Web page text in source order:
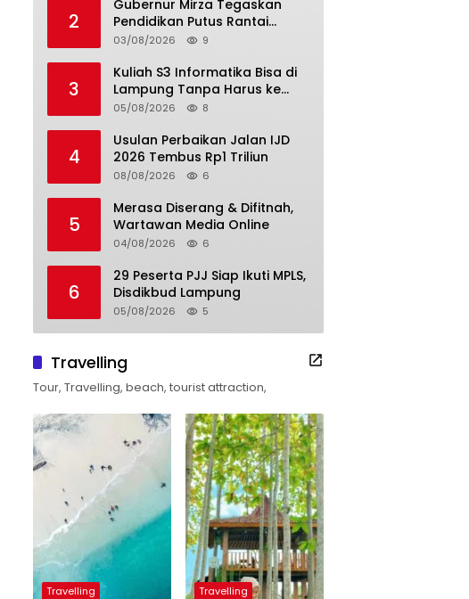
2
Gubernur Mirza Tegaskan
Pendidikan Putus Rantai
Kemiskinan
03/08/2026 9
3
Kuliah S3 Informatika Bisa di
Lampung Tanpa Harus ke
Luar Daerah
05/08/2026 8
4
Usulan Perbaikan Jalan IJD
2026 Tembus Rp1 Triliun
08/08/2026 6
5
Merasa Diserang & Difitnah,
Wartawan Media Online
04/08/2026 6
6
29 Peserta PJJ Siap Ikuti MPLS,
Disdikbud Lampung
05/08/2026 5
Travelling
Tour, Travelling, beach, tourist attraction,
Travelling Travelling